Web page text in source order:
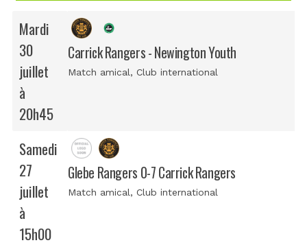
Mardi
30
juillet
à
20h45
Carrick Rangers - Newington Youth
Match amical, Club international
Samedi
27
juillet
à
15h00
Glebe Rangers 0-7 Carrick Rangers
Match amical, Club international